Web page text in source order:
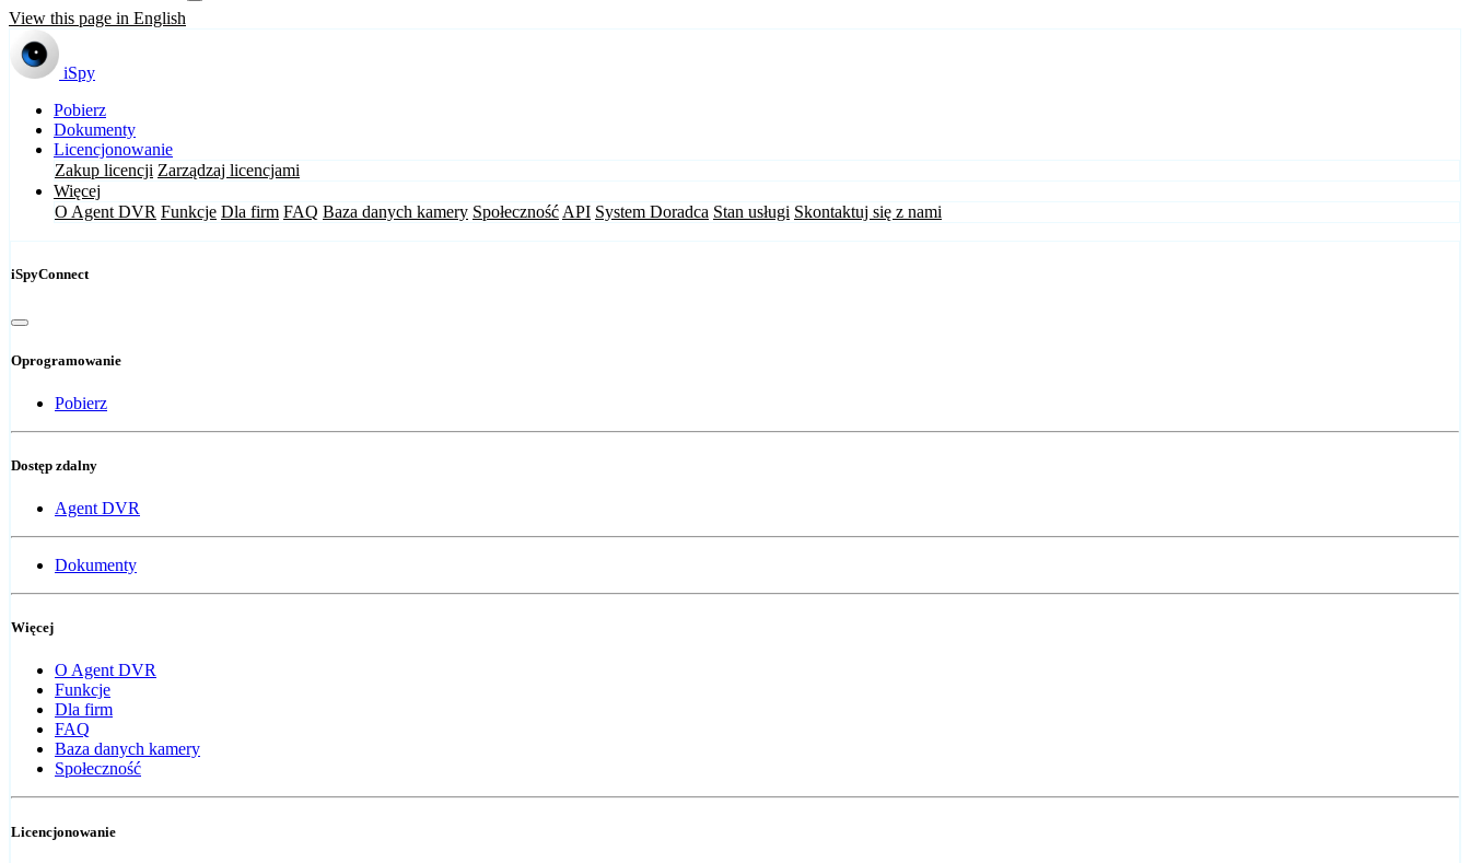
View this page in English
iSpy
Pobierz
Dokumenty
Licencjonowanie
Zakup licencji Zarządzaj licencjami
Więcej
O Agent DVR Funkcje Dla firm FAQ Baza danych kamery Społeczność API System Doradca Stan usługi Skontaktuj się z nami
iSpyConnect
Oprogramowanie
Pobierz
Dostęp zdalny
Agent DVR
Dokumenty
Więcej
O Agent DVR
Funkcje
Dla firm
FAQ
Baza danych kamery
Społeczność
Licencjonowanie